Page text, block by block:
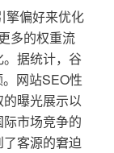
擎偏好来优化
多的权重流
据统计，谷
网站SEO性
曝光展示以
市场竞争的
客源的窘迫